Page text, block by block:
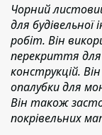
Чорний
для будівельної
робіт. Він
перекриття
конструкцій.
опалубки для
Він також
покрівельних